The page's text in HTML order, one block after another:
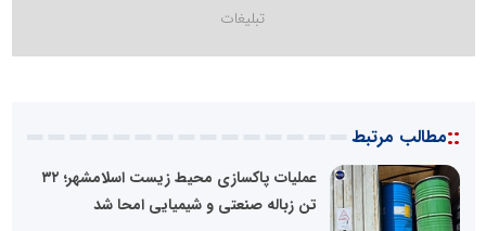
::مطالب مرتبط
عملیات پاکسازی محیط زیست اسلامشهر؛ ۳۲
تن زباله صنعتی و شیمیایی امحا شد